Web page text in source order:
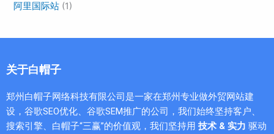
阿里国际站 (1)
关于白帽子
郑州白帽子网络科技有限公司是一家在郑州专业做外贸网站建
设，谷歌SEO优化、谷歌SEM推广的公司，我们始终坚持客户、
搜索引擎、白帽子“三赢”的价值观，我们坚持用 技术 & 实力 驱动